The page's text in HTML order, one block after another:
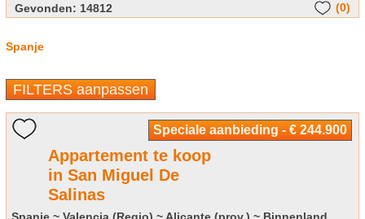
Gevonden: 14812 (0)
Spanje
FILTERS aanpassen
Speciale aanbieding - € 244.900
Appartement te koop
in San Miguel De
Salinas